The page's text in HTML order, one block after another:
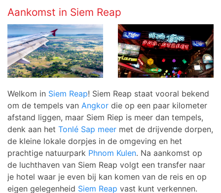
Aankomst in Siem Reap
Welkom in Siem Reap! Siem Reap staat vooral bekend
om de tempels van Angkor die op een paar kilometer
afstand liggen, maar Siem Riep is meer dan tempels,
denk aan het Tonlé Sap meer met de drijvende dorpen,
de kleine lokale dorpjes in de omgeving en het
prachtige natuurpark Phnom Kulen. Na aankomst op
de luchthaven van Siem Reap volgt een transfer naar
je hotel waar je even bij kan komen van de reis en op
eigen gelegenheid Siem Reap vast kunt verkennen.